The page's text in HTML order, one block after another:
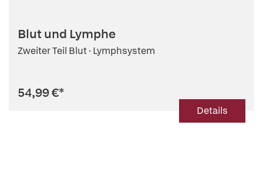
Blut und Lymphe
Zweiter Teil Blut · Lymphsystem
54,99 €*
Details